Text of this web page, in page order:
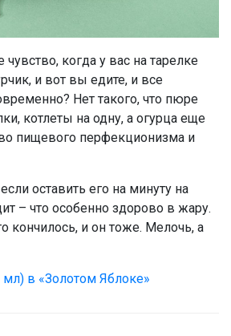
чувство, когда у вас на тарелке
и вот вы едите, и все
Нет такого, что пюре
котлеты на одну, а огурца еще
пищевого перфекционизма и
оставить его на минуту на
– что особенно здорово в жару.
кончилось, и он тоже. Мелочь, а
мл) в «Золотом Яблоке»